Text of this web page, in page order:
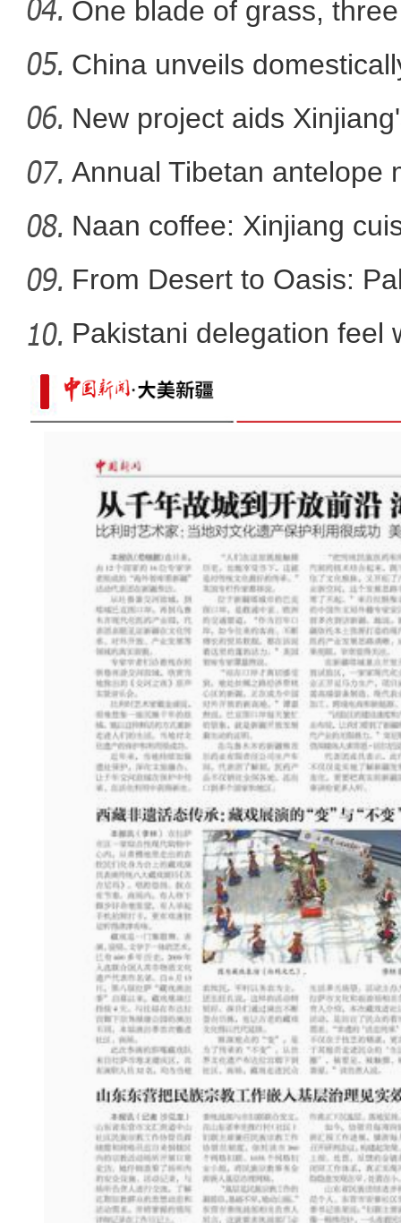
把“火焰山”端上桌？塔城职校学生
保障为战！直击武警新疆总队
more
One blade of grass,
China unveils
f
New project aids
Annual Tibetan antelope
Naan coffee: Xinjiang
From Desert to Oasis:
Pakistani delegation feel
developm